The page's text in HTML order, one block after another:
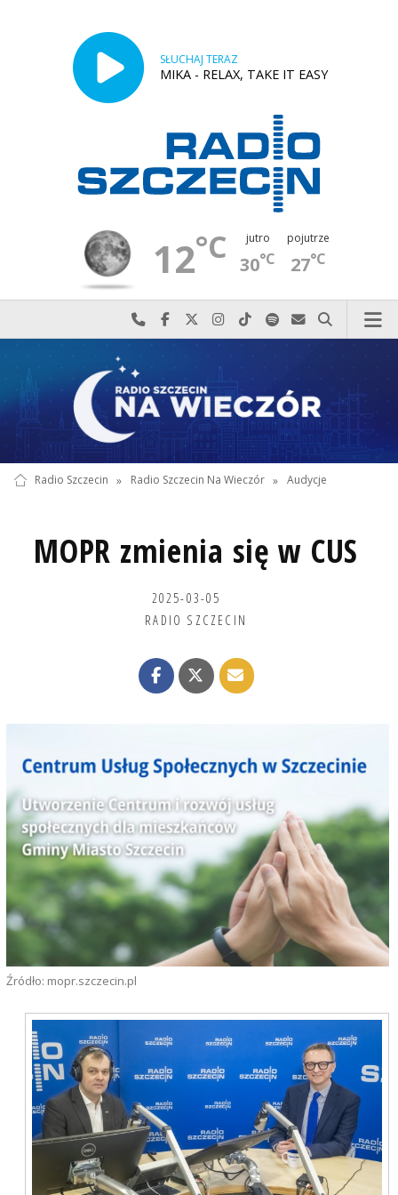
SŁUCHAJ TERAZ
MIKA - RELAX, TAKE IT EASY
12°C jutro
30°C
pojutrze
27°C
Najlepiej po prostu do nas zadzwoń
Odwiedź nas na Facebook-u
Odwiedź nas na X
Odwiedź nas na Instagram-ie
Odwiedź nas na TikTok-u
Szukaj nas na Spotify
Wyślij do nas
Szukaj
Radio Szczecin » Radio Szczecin Na Wieczór » Audycje
MOPR zmienia się w CUS
2025-03-05
RADIO SZCZECIN
Źródło: mopr.szczecin.pl